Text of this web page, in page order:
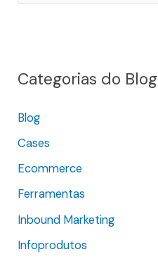
u
s
a
r
p
o
Categorias do Blog
Blog
Cases
Ecommerce
Ferramentas
Inbound Marketing
Infoprodutos